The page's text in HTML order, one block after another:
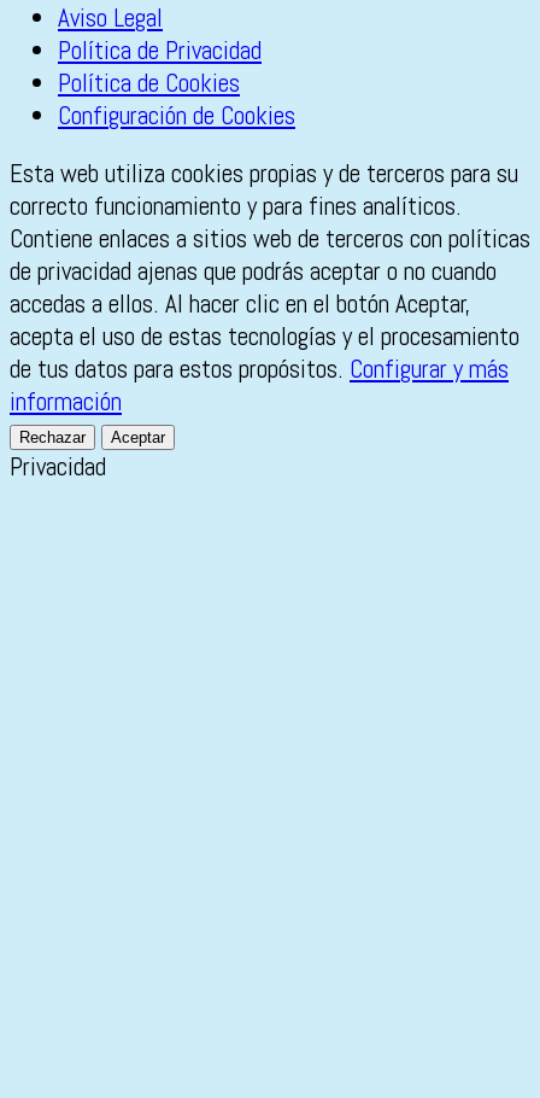
Aviso Legal
Política de Privacidad
Política de Cookies
Configuración de Cookies
Esta web utiliza cookies propias y de terceros para su
correcto funcionamiento y para fines analíticos.
Contiene enlaces a sitios web de terceros con políticas
de privacidad ajenas que podrás aceptar o no cuando
accedas a ellos. Al hacer clic en el botón Aceptar,
acepta el uso de estas tecnologías y el procesamiento
de tus datos para estos propósitos. Configurar y más
información
Rechazar Aceptar
Privacidad